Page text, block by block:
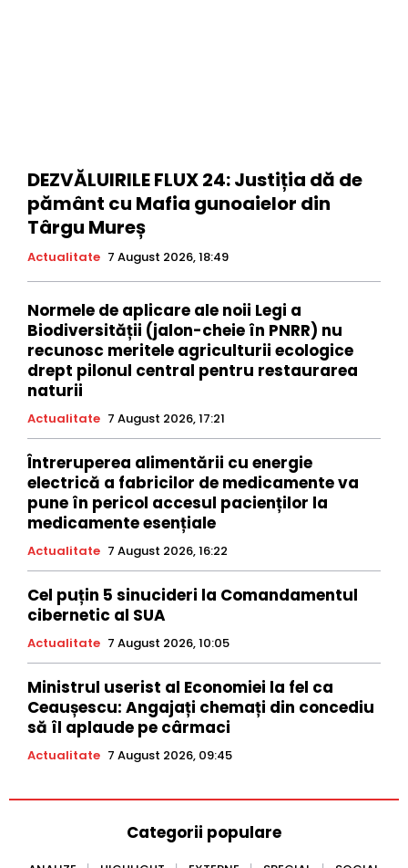
DEZVĂLUIRILE FLUX 24: Justiția dă de
pământ cu Mafia gunoaielor din
Târgu Mureș
Actualitate 7 August 2026, 18:49
Normele de aplicare ale noii Legi a
Biodiversității (jalon-cheie în PNRR) nu
recunosc meritele agriculturii ecologice
drept pilonul central pentru restaurarea
naturii
Actualitate 7 August 2026, 17:21
Întreruperea alimentării cu energie
electrică a fabricilor de medicamente va
pune în pericol accesul pacienților la
medicamente esențiale
Actualitate 7 August 2026, 16:22
Cel puțin 5 sinucideri la Comandamentul
cibernetic al SUA
Actualitate 7 August 2026, 10:05
Ministrul userist al Economiei la fel ca
Ceaușescu: Angajați chemați din concediu
să îl aplaude pe cârmaci
Actualitate 7 August 2026, 09:45
Categorii populare